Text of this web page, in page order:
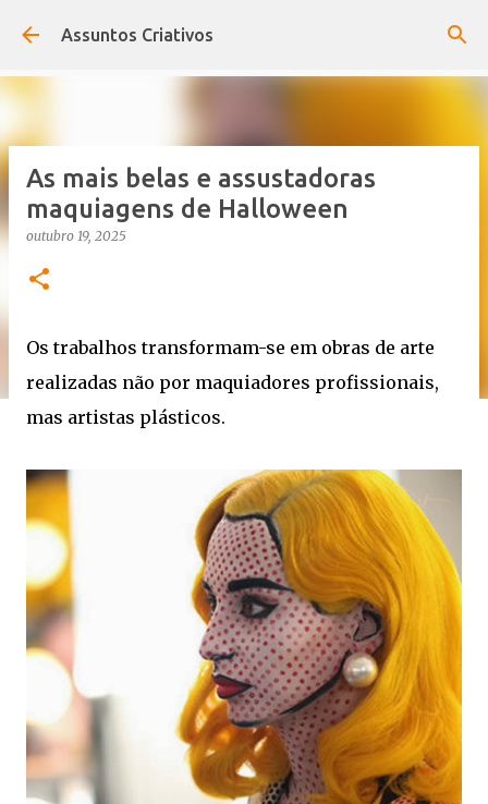
Pular para o conteúdo principal
Assuntos Criativos
As mais belas e assustadoras
maquiagens de Halloween
outubro 19, 2025
Os trabalhos transformam-se em obras de arte
realizadas não por maquiadores profissionais,
mas artistas plásticos.